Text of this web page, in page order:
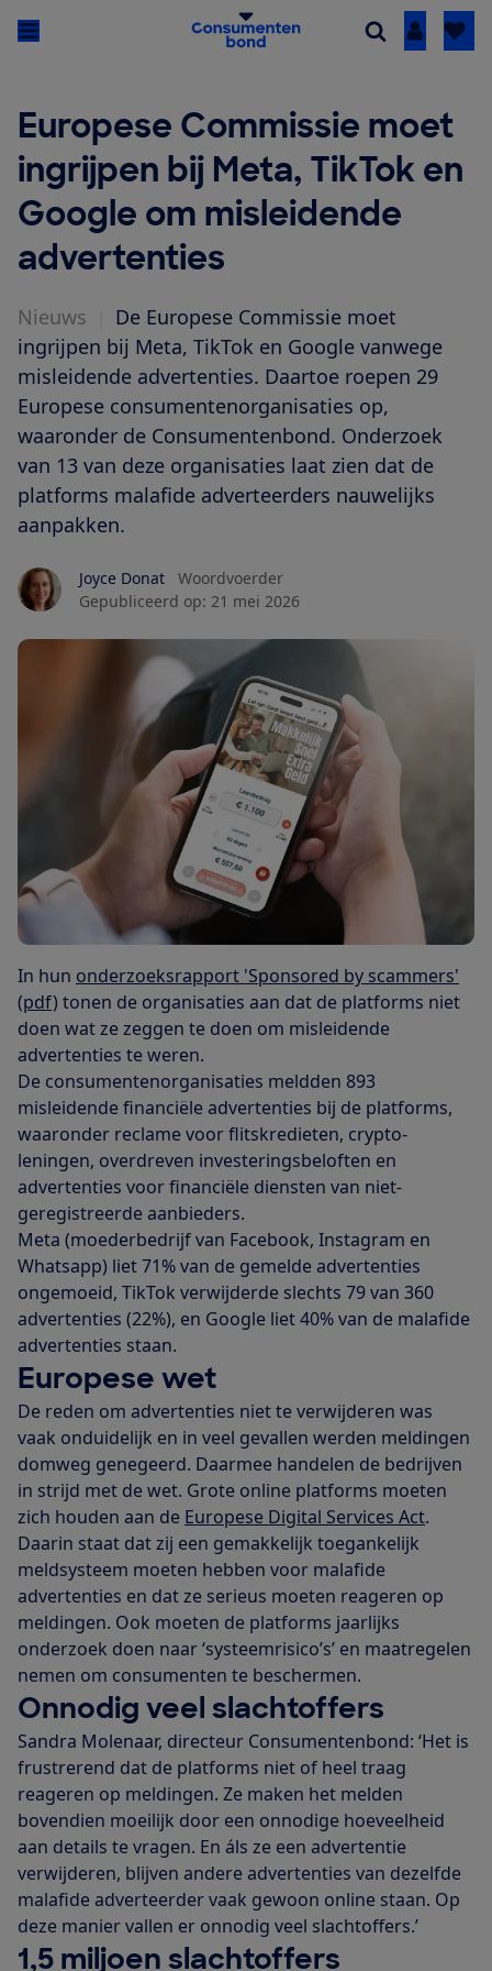
Inloggen
Europese Commissie moet
ingrijpen bij Meta, TikTok en
Google om misleidende
advertenties
Nieuws
De Europese Commissie moet
ingrijpen bij Meta, TikTok en Google vanwege
misleidende advertenties. Daartoe roepen 29
Europese consumentenorganisaties op,
waaronder de Consumentenbond. Onderzoek
van 13 van deze organisaties laat zien dat de
platforms malafide adverteerders nauwelijks
aanpakken.
Joyce Donat
Woordvoerder
Gepubliceerd op: 21 mei 2026
In hun onderzoeksrapport 'Sponsored by scammers'
(pdf) tonen de organisaties aan dat de platforms niet
doen wat ze zeggen te doen om misleidende
advertenties te weren.
De consumentenorganisaties meldden 893
misleidende financiële advertenties bij de platforms,
waaronder reclame voor flitskredieten, crypto-
leningen, overdreven investeringsbeloften en
advertenties voor financiële diensten van niet-
geregistreerde aanbieders.
Meta (moederbedrijf van Facebook, Instagram en
Whatsapp) liet 71% van de gemelde advertenties
ongemoeid, TikTok verwijderde slechts 79 van 360
advertenties (22%), en Google liet 40% van de malafide
advertenties staan.
Europese wet
De reden om advertenties niet te verwijderen was
vaak onduidelijk en in veel gevallen werden meldingen
domweg genegeerd. Daarmee handelen de bedrijven
in strijd met de wet. Grote online platforms moeten
zich houden aan de Europese Digital Services Act.
Daarin staat dat zij een gemakkelijk toegankelijk
meldsysteem moeten hebben voor malafide
advertenties en dat ze serieus moeten reageren op
meldingen. Ook moeten de platforms jaarlijks
onderzoek doen naar ‘systeemrisico’s’ en maatregelen
nemen om consumenten te beschermen.
Onnodig veel slachtoffers
Sandra Molenaar, directeur Consumentenbond: ‘Het is
frustrerend dat de platforms niet of heel traag
reageren op meldingen. Ze maken het melden
bovendien moeilijk door een onnodige hoeveelheid
aan details te vragen. En áls ze een advertentie
verwijderen, blijven andere advertenties van dezelfde
malafide adverteerder vaak gewoon online staan. Op
deze manier vallen er onnodig veel slachtoffers.’
1,5 miljoen slachtoffers